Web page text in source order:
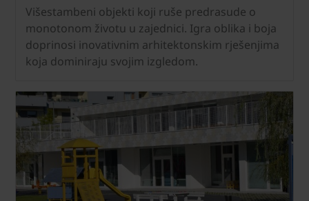
Višestambeni objekti koji ruše predrasude o
monotonom životu u zajednici. Igra oblika i boja
doprinosi inovativnim arhitektonskim rješenjima
koja dominiraju svojim izgledom.